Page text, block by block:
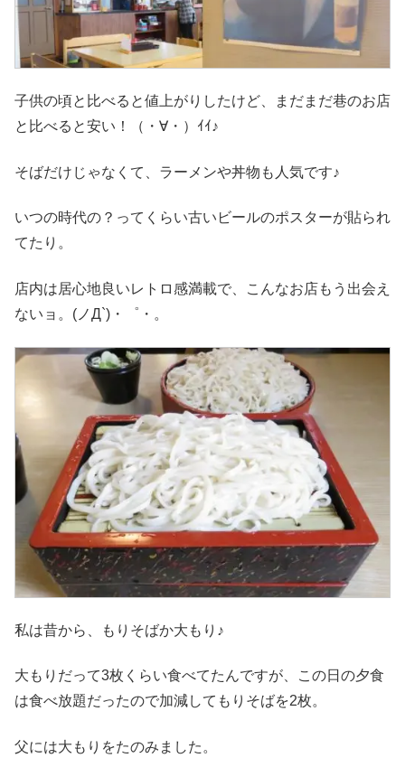
子供の頃と比べると値上がりしたけど、まだまだ巷のお店
と比べると安い！（・∀・）ｲｲ♪
そばだけじゃなくて、ラーメンや丼物も人気です♪
いつの時代の？ってくらい古いビールのポスターが貼られ
てたり。
店内は居心地良いレトロ感満載で、こんなお店もう出会え
ないョ。(ノД`)・゜・。
私は昔から、もりそばか大もり♪
大もりだって3枚くらい食べてたんですが、この日の夕食
は食べ放題だったので加減してもりそばを2枚。
父には大もりをたのみました。